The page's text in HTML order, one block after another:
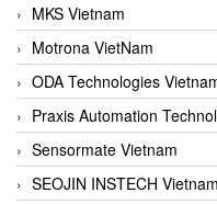
MKS Vietnam
Motrona VietNam
ODA Technologies
Praxis Automation
Sensormate Vietnam
SEOJIN INSTECH Vietnam